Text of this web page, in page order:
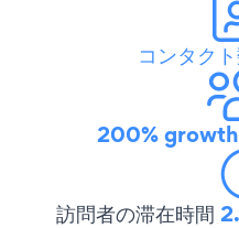
コンタク
200% growth
訪問者の滞在時間